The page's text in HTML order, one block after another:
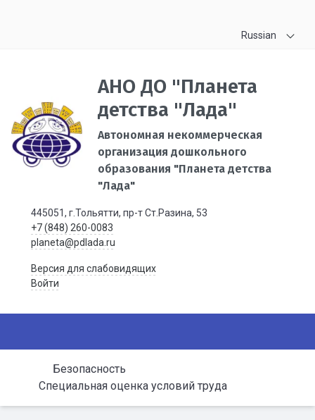
Russian
АНО ДО "Планета
детства "Лада"
Автономная некоммерческая
организация дошкольного
образования "Планета детства
"Лада"
445051, г.Тольятти, пр-т Ст.Разина, 53
+7 (848) 260-0083
planeta@pdlada.ru
Версия для слабовидящих
Войти
Безопасность
Специальная оценка условий труда